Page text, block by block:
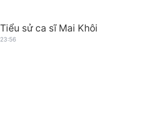
Tiểu sử ca sĩ Mai Khôi
23:56